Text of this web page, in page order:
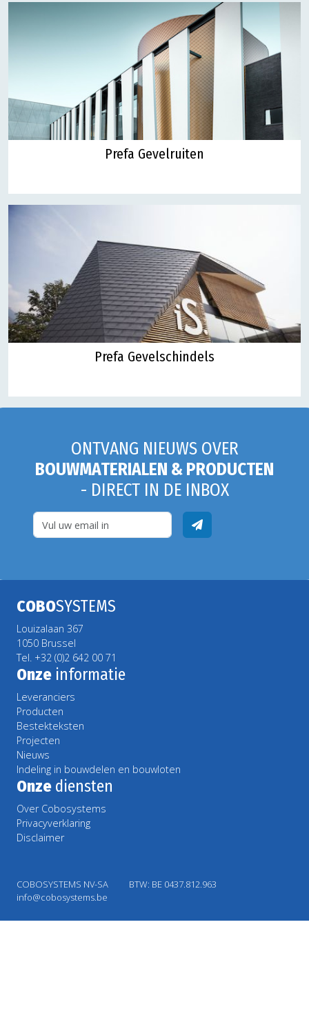
Prefa Gevelruiten
Prefa Gevelschindels
ONTVANG NIEUWS OVER
BOUWMATERIALEN & PRODUCTEN
- DIRECT IN DE INBOX
COBOSYSTEMS
Louizalaan 367
1050 Brussel
Tel. +32 (0)2 642 00 71
Onze informatie
Leveranciers
Producten
Bestekteksten
Projecten
Nieuws
Indeling in bouwdelen en bouwloten
Onze diensten
Over Cobosystems
Privacyverklaring
Disclaimer
COBOSYSTEMS NV-SA
BTW: BE 0437.812.963
info@cobosystems.be